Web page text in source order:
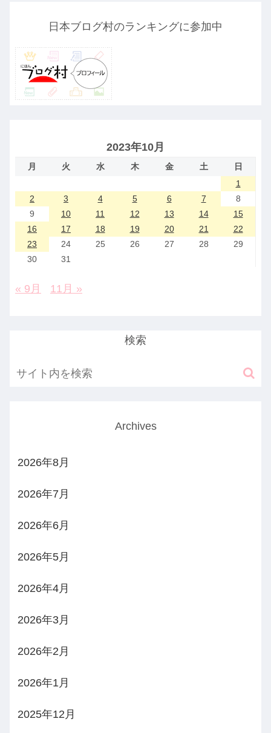
日本ブログ村のランキングに参加中
2023年10月
月 火 水 木 金 土
日
1
2
3 4 5 6 7
8
9
10 11 12 13 14
15
16
17 18 19 20 21
22
23
24 25 26 27 28
29
30
31
« 9月 11月 »
検索
Archives
2026年8月
2026年7月
2026年6月
2026年5月
2026年4月
2026年3月
2026年2月
2026年1月
2025年12月